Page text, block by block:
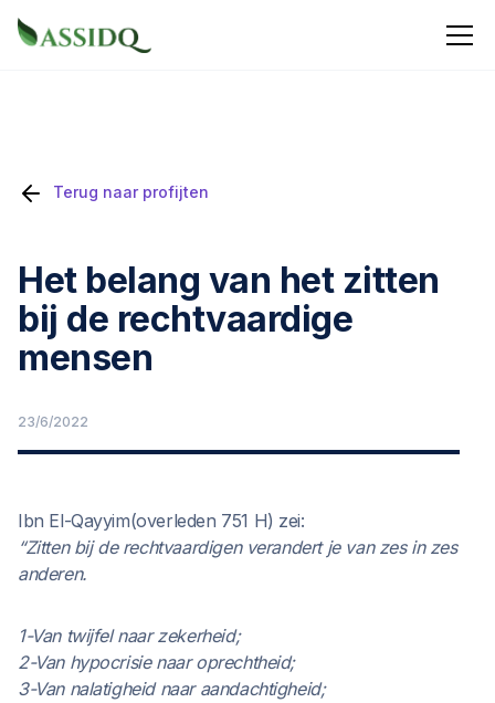
Terug naar profijten
Het belang van het zitten
bij de rechtvaardige
mensen
23/6/2022
Ibn El-Qayyim(overleden 751 H) zei:
“Zitten bij de rechtvaardigen verandert je van zes in zes
anderen.
1-Van twijfel naar zekerheid;
2-Van hypocrisie naar oprechtheid;
3-Van nalatigheid naar aandachtigheid;